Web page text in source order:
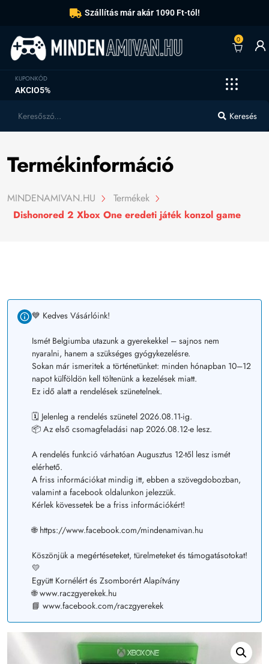
Szállítás már akár 1090 Ft-tól!
0
KUPONKÓD
AKCIO5%
Keresés
Termékinformáció
MINDENAMIVAN.HU
Termékek
Dishonored 2 Xbox One eredeti játék konzol game
💙 Kedves Vásárlóink!
Ismét Belgiumba utazunk a gyerekekkel – sajnos nem
nyaralni, hanem a szükséges gyógykezelésre.
Sokan már ismeritek a történetünket: minden hónapban 10–12
napot külföldön kell töltenünk a kezelések miatt.
Ez idő alatt a rendelések szünetelnek.
🗓️ Jelenleg a rendelés szünetel 2026.08.11-ig.
📦 Az első csomagfeladási nap 2026.08.12-e lesz.
A rendelés funkció várhatóan Augusztus 12-től lesz ismét
elérhető.
A friss információkat mindig itt, ebben a szövegdobozban,
valamint a facebook oldalunkon jelezzük.
Kérlek kövessetek be a friss információkért!
🌐 https://www.facebook.com/mindenamivan.hu
Köszönjük a megértéseteket, türelmeteket és támogatásotokat!
💛
Együtt Kornélért és Zsomborért Alapítvány
🌐 www.raczgyerekek.hu
📘 www.facebook.com/raczgyerekek